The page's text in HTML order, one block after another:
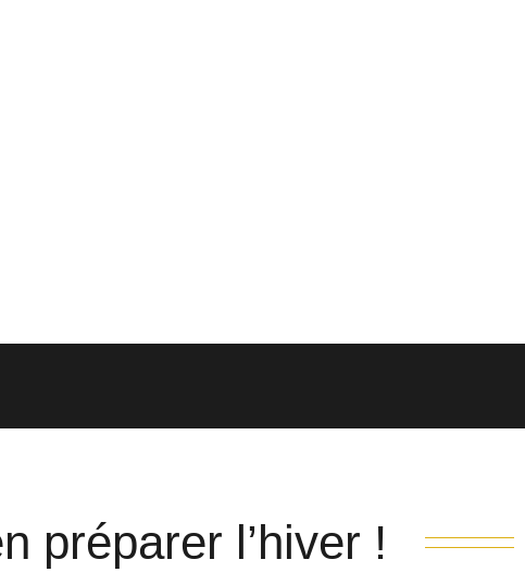
préparer l’hiver !